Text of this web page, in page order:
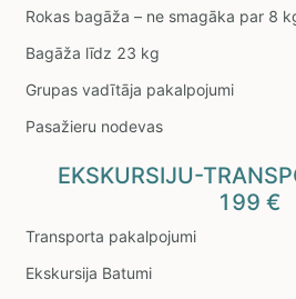
Rokas bagāža – ne smagāka par 8
Bagāža līdz 23 kg
Grupas vadītāja pakalpojumi
Pasažieru nodevas
EKSKURSIJU-
199 €
Transporta pakalpojumi
Ekskursija Batumi